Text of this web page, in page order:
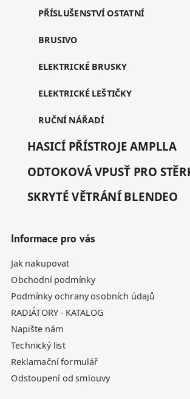
PŘÍSLUŠENSTVÍ OSTATNÍ
BRUSIVO
ELEKTRICKÉ BRUSKY
ELEKTRICKÉ LEŠTIČKY
RUČNÍ NÁŘADÍ
HASICÍ PŘÍSTROJE AMPLLA
ODTOKOVÁ VPUSŤ PRO
SKRYTÉ VĚTRÁNÍ BLENDEO
Informace pro vás
Jak nakupovat
Obchodní podmínky
Podmínky ochrany osobních údajů
RADIÁTORY - KATALOG
Napište nám
Technický list
Reklamační formulář
Odstoupení od smlouvy